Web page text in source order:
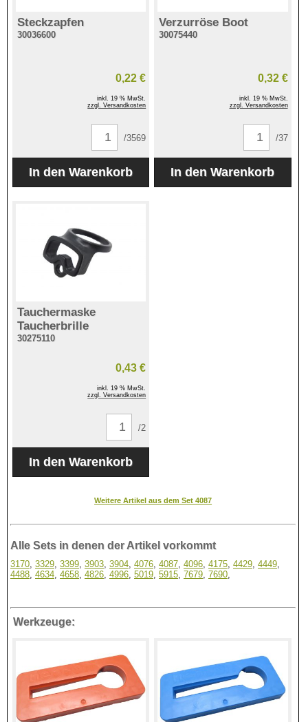
Steckzapfen
30036600
0,22 €
inkl. 19 % MwSt.
zzgl. Versandkosten
/3569
Verzurröse Boot
30075440
0,32 €
inkl. 19 % MwSt.
zzgl. Versandkosten
/37
Tauchermaske
Taucherbrille
30275110
0,43 €
inkl. 19 % MwSt.
zzgl. Versandkosten
/2
Weitere Artikel aus dem Set 4087
Alle Sets in denen der Artikel vorkommt
3170 3329 3399 3903 3904 4076 4087 4096 4175 4429 4449
4488 4634 4658 4826 4996 5019 5915 7679 7690
Werkzeuge: